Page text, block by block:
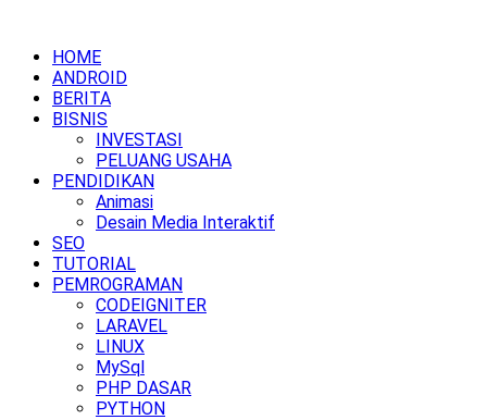
HOME
ANDROID
BERITA
BISNIS
INVESTASI
PELUANG USAHA
PENDIDIKAN
Animasi
Desain Media Interaktif
SEO
TUTORIAL
PEMROGRAMAN
CODEIGNITER
LARAVEL
LINUX
MySql
PHP DASAR
PYTHON